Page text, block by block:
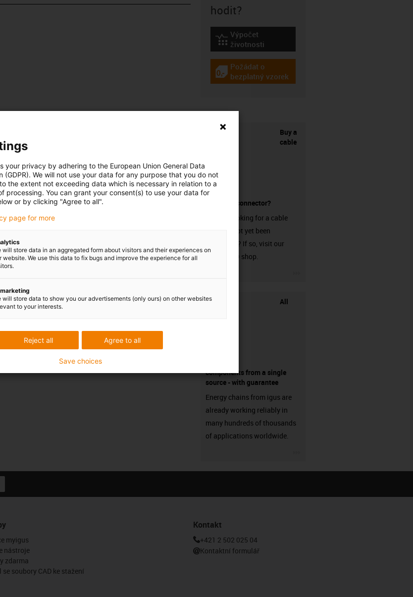
hodit?
igus-icon-lebensdauerrechner
Výpočet
životnosti
igus-icon-gratismuster
Požádat o
bezplatný vzorek
Buy a
cable
without a connector?
Are you looking for a cable
that has not yet been
harnessed? If so, visit our
chainflex® shop.
All
components from a single
source - with guarantee
Energy chains from igus are
already working reliably in
many hundreds of thousands
of applications worldwide.
myigus
nástroje
zdarma
se soubory CAD ke stažení
Kontakt
+421 2 502 025 04
Kontaktní formulář
your privacy by adhering to the European Union General Data
(GDPR). We will not use your data for any purpose that you do not
the extent not exceeding data which is necessary in relation to a
processing. You can grant your consent(s) to use your data for
or by clicking "Agree to all".
page for more
will store data in an aggregated form about visitors and their experiences on
website. We use this data to fix bugs and improve the experience for all
will store data to show you our advertisements (only ours) on other websites
to your interests.
Agree to all
Reject all
Save choices